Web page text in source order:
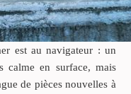
est au navigateur : un
calme en surface, mais
de pièces nouvelles à